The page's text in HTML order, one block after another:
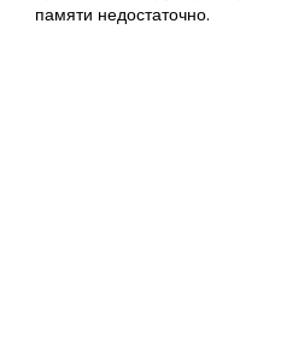
памяти недостаточно.